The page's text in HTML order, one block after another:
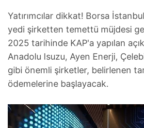
Yatırımcılar dikkat! Borsa
yedi şirketten temettü müjdesi
2025 tarihinde KAP'a yapılan
Anadolu Isuzu, Ayen Enerji,
gibi önemli şirketler, belirlenen
ödemelerine başlayacak.